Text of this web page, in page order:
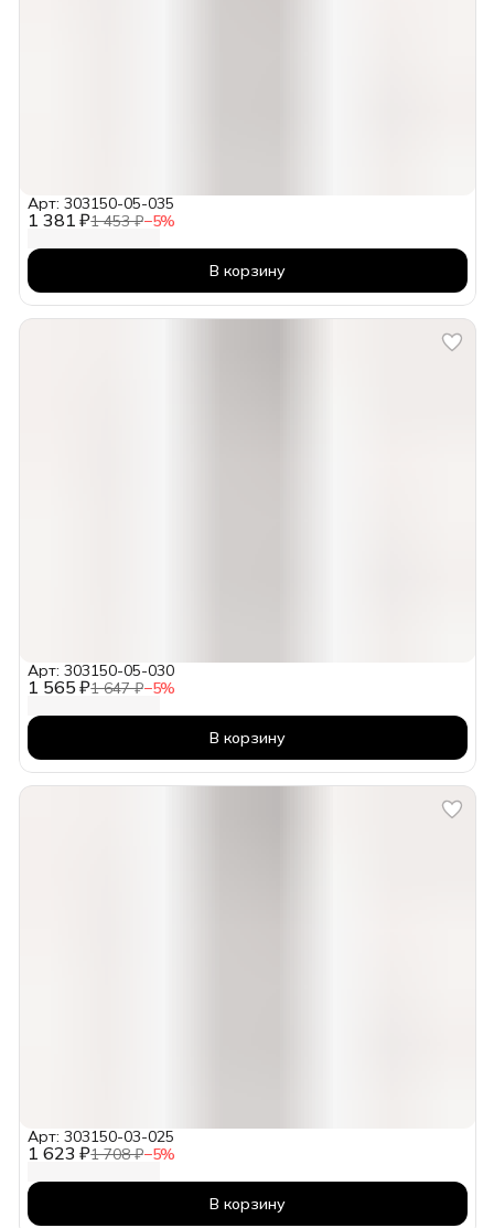
1 381 ₽1 453 ₽−5%
Арт: 303150-05-035
В корзину
1 565 ₽1 647 ₽−5%
Арт: 303150-05-030
В корзину
1 623 ₽1 708 ₽−5%
Арт: 303150-03-025
В корзину